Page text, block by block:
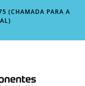
(CHAMADA PARA A